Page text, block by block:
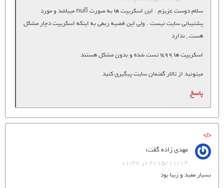
سلام دوست عزیزم . این اسکریپت ها به صورت null میباشد و مورد
پشتیبانی سایت نیست . ولی این قضیه ربطی به اینکه اسکریپت دچار مشکل
هست , ندارد
اسکریپت ها 99% تست شده و بدون مشکل هستند
میتونید از تالار گفتمان سایت پیگیری کنید
پاسخ
مهدی زادهگفت:
2015/11/12 در 01:27
بسیار مفید و زیبا بود